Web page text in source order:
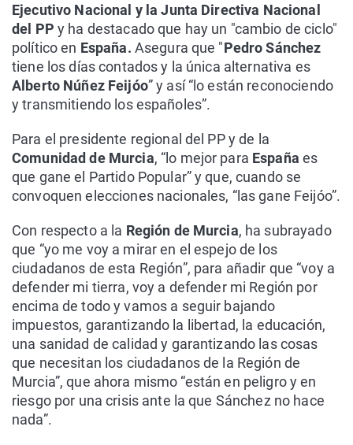
Ejecutivo Nacional y la Junta Directiva Nacional
del PP y ha destacado que hay un "cambio de ciclo"
político en España. Asegura que "Pedro Sánchez
tiene los días contados y la única alternativa es
Alberto Núñez Feijóo” y así “lo están reconociendo
y transmitiendo los españoles”.
Para el presidente regional del PP y de la
Comunidad de Murcia, “lo mejor para Españaes
que gane el Partido Popular” y que, cuando se
convoquen elecciones nacionales, “las gane Feijóo”.
Con respecto a la Región de Murcia, ha subrayado
que “yo me voy a mirar en el espejo de los
ciudadanos de esta Región”, para añadir que “voy a
defender mi tierra, voy a defender mi Región por
encima de todo y vamos a seguir bajando
impuestos, garantizando la libertad, la educación,
una sanidad de calidad y garantizando las cosas
que necesitan los ciudadanos de la Región de
Murcia”, que ahora mismo “están en peligro y en
riesgo por una crisis ante la que Sánchez no hace
nada”.